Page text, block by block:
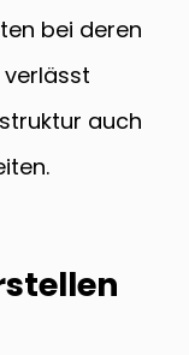
bei deren
auch